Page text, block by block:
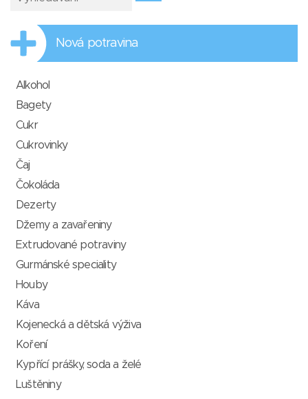
Nová potravina
Alkohol
Bagety
Cukr
Cukrovinky
Čaj
Čokoláda
Dezerty
Džemy a zavařeniny
Extrudované potraviny
Gurmánské speciality
Houby
Káva
Kojenecká a dětská výživa
Koření
Kypřící prášky, soda a želé
Luštěniny